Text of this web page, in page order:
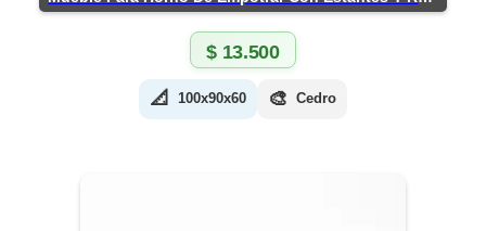
$13.500
📐 100x90x60 🎨 Cedro